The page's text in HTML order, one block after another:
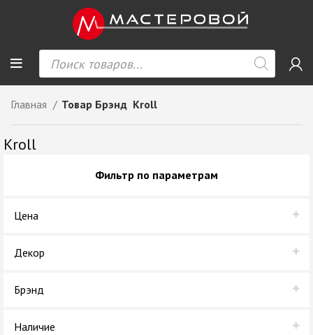
Главная Товар Брэнд Kroll
Kroll
Фильтр по параметрам
Цена
Декор
Брэнд
Наличие